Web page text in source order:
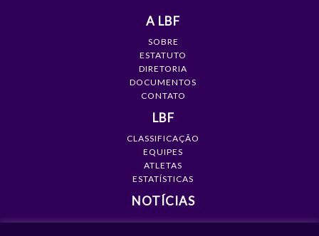
A LBF
SOBRE
ESTATUTO
DIRETORIA
DOCUMENTOS
CONTATO
LBF
CLASSIFICAÇÃO
EQUIPES
ATLETAS
ESTATÍSTICAS
NOTÍCIAS